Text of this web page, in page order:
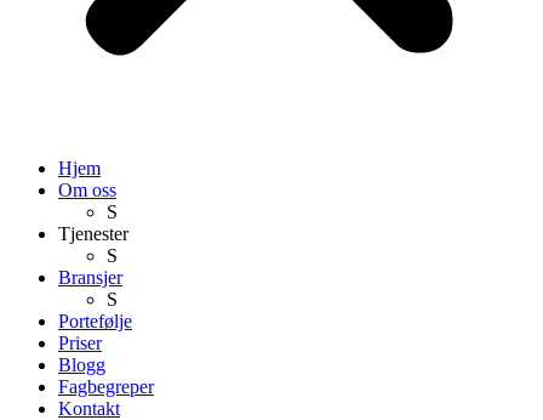
Hjem
Om oss
S
Tjenester
S
Bransjer
S
Portefølje
Priser
Blogg
Fagbegreper
Kontakt